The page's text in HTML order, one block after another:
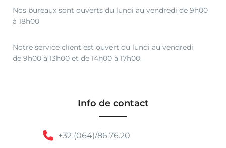
Nos bureaux sont ouverts du lundi au vendredi de 9h00
à 18h00
Notre service client est ouvert du lundi au vendredi
de 9h00 à 13h00 et de 14h00 à 17h00.
Info de contact
+32 (064)/86.76.20